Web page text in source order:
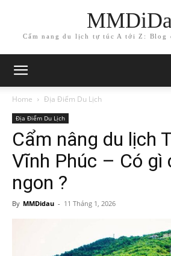
Cẩm nang du lịch tự túc A tới Z: Blog
Home Địa Điểm Du Lịch
Địa Điểm Du Lịch
Cẩm nâng du lịch
Vĩnh Phúc – Có gì
ngon ?
By MMDidau - 11 Tháng 1, 2026